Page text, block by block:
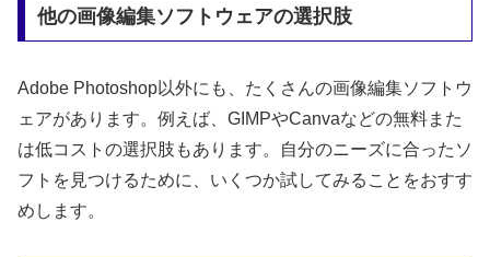
他の画像編集ソフトウェアの選択肢
Adobe Photoshop以外にも、たくさんの画像編集ソフトウ
ェアがあります。例えば、GIMPやCanvaなどの無料また
は低コストの選択肢もあります。自分のニーズに合ったソ
フトを見つけるために、いくつか試してみることをおすす
めします。